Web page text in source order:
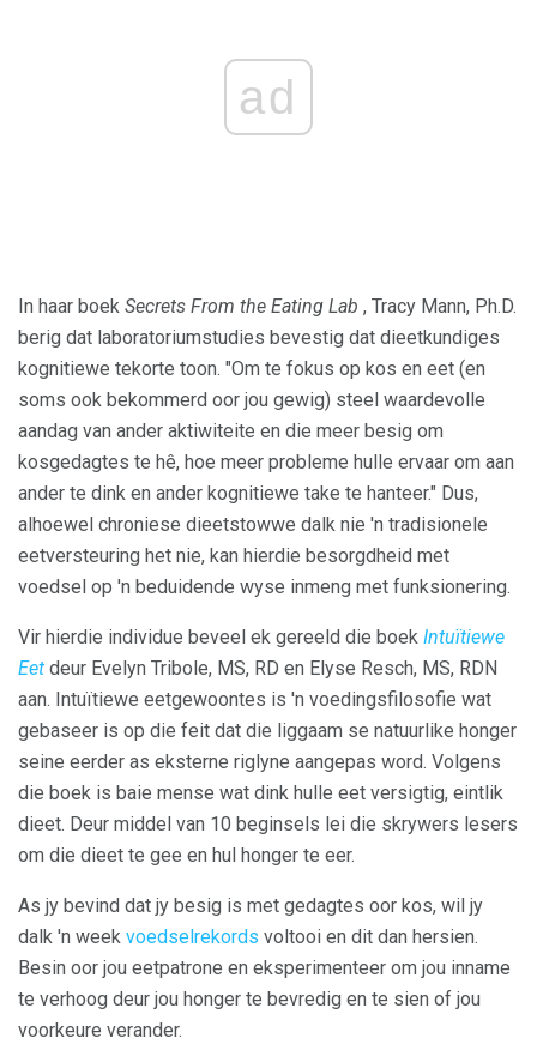
ad
In haar boek Secrets From the Eating Lab , Tracy Mann, Ph.D.
berig dat laboratoriumstudies bevestig dat dieetkundiges
kognitiewe tekorte toon. "Om te fokus op kos en eet (en
soms ook bekommerd oor jou gewig) steel waardevolle
aandag van ander aktiwiteite en die meer besig om
kosgedagtes te hê, hoe meer probleme hulle ervaar om aan
ander te dink en ander kognitiewe take te hanteer." Dus,
alhoewel chroniese dieetstowwe dalk nie 'n tradisionele
eetversteuring het nie, kan hierdie besorgdheid met
voedsel op 'n beduidende wyse inmeng met funksionering.
Vir hierdie individue beveel ek gereeld die boek Intuïtiewe
Eet deur Evelyn Tribole, MS, RD en Elyse Resch, MS, RDN
aan. Intuïtiewe eetgewoontes is 'n voedingsfilosofie wat
gebaseer is op die feit dat die liggaam se natuurlike honger
seine eerder as eksterne riglyne aangepas word. Volgens
die boek is baie mense wat dink hulle eet versigtig, eintlik
dieet. Deur middel van 10 beginsels lei die skrywers lesers
om die dieet te gee en hul honger te eer.
As jy bevind dat jy besig is met gedagtes oor kos, wil jy
dalk 'n week voedselrekords voltooi en dit dan hersien.
Besin oor jou eetpatrone en eksperimenteer om jou inname
te verhoog deur jou honger te bevredig en te sien of jou
voorkeure verander.